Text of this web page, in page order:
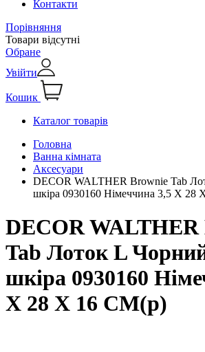
Контакти
Порівняння
Товари відсутні
Обране
Увійти
Кошик
Каталог товарів
Головна
Ванна кімната
Аксесуари
DECOR WALTHER Brownie Tab
шкіра 0930160 Німеччина 3,5 X 28
DECOR WALTHER
Tab Лоток L
шкіра 0930160
X 28 X 16 CM(р)